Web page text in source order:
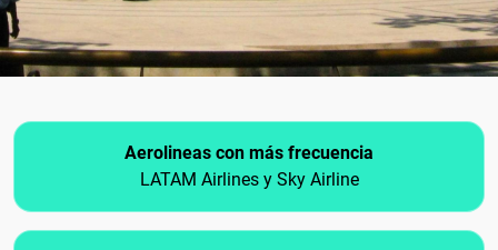
Aerolineas con más frecuencia
LATAM Airlines y Sky Airline